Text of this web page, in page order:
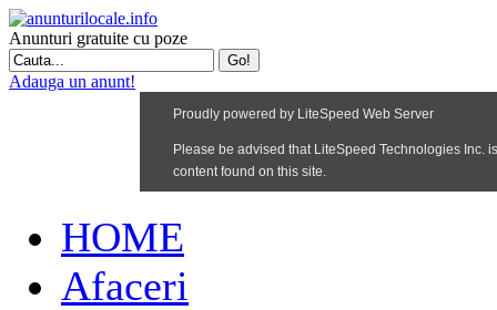
Anunturi gratuite cu poze
Adauga un anunt!
HOME
Afaceri